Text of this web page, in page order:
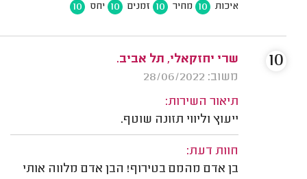
איכות 10 מחיר 10 זמנים 10 יחס 10
שרי יחזקאלי, תל אביב.
משוב: 28/06/2022
תיאור השירות:
ייעוץ וליווי תזונה שוטף.
חוות דעת:
בן אדם מהמם בטירוף! הבן אדם מלווה אותי
10